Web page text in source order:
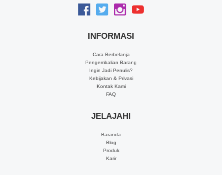
INFORMASI
Cara Berbelanja
Pengembalian Barang
Ingin Jadi Penulis?
Kebijakan & Privasi
Kontak Kami
FAQ
JELAJAHI
Baranda
Blog
Produk
Karir